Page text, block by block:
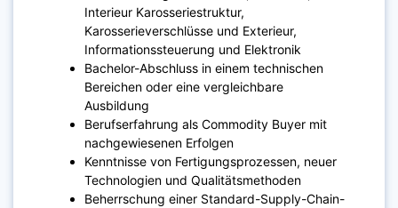
Interieur Karosseriestruktur,
Karosserieverschlüsse und Exterieur,
Informationssteuerung und Elektronik
Bachelor-Abschluss in einem technischen
Bereichen oder eine vergleichbare
Ausbildung
Berufserfahrung als Commodity Buyer mit
nachgewiesenen Erfolgen
Kenntnisse von Fertigungsprozessen, neuer
Technologien und Qualitätsmethoden
Beherrschung einer Standard-Supply-Chain-